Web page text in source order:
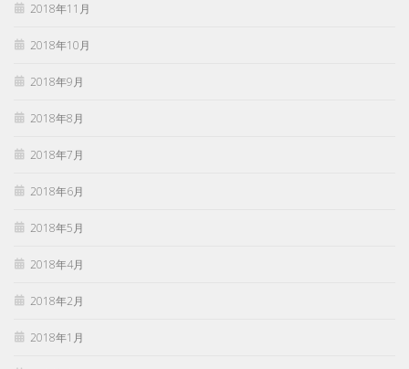
2018年11月
2018年10月
2018年9月
2018年8月
2018年7月
2018年6月
2018年5月
2018年4月
2018年2月
2018年1月